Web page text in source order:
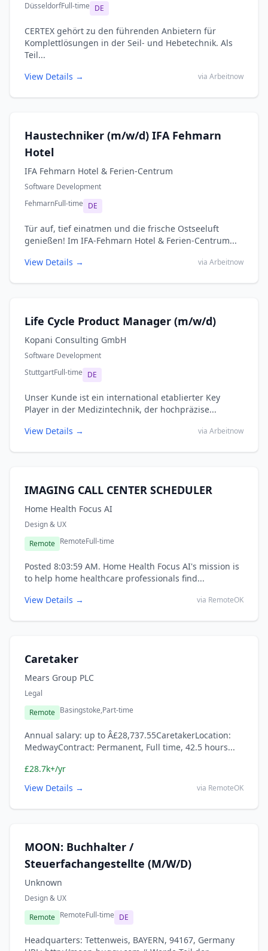
DüsseldorfFull-time DE
CERTEX gehört zu den führenden Anbietern für
Komplettlösungen in der Seil- und Hebetechnik. Als
Teil...
View Details →
via Arbeitnow
Haustechniker (m/w/d) IFA Fehmarn
Hotel
IFA Fehmarn Hotel & Ferien-Centrum
Software Development
FehmarnFull-time DE
Tür auf, tief einatmen und die frische Ostseeluft
genießen! Im IFA-Fehmarn Hotel & Ferien-Centrum...
View Details →
via Arbeitnow
Life Cycle Product Manager (m/w/d)
Kopani Consulting GmbH
Software Development
StuttgartFull-time DE
Unser Kunde ist ein international etablierter Key
Player in der Medizintechnik, der hochpräzise...
View Details →
via Arbeitnow
IMAGING CALL CENTER SCHEDULER
Home Health Focus AI
Design & UX
Remote RemoteFull-time
Posted 8:03:59 AM. Home Health Focus AI's mission is
to help home healthcare professionals find...
View Details →
via RemoteOK
Caretaker
Mears Group PLC
Legal
Remote Basingstoke,Part-time
Annual salary: up to Â£28,737.55CaretakerLocation:
MedwayContract: Permanent, Full time, 42.5 hours...
£28.7k+/yr
View Details →
via RemoteOK
MOON: Buchhalter /
Steuerfachangestellte (M/W/D)
Unknown
Design & UX
Remote RemoteFull-time DE
Headquarters: Tettenweis, BAYERN, 94167, Germany